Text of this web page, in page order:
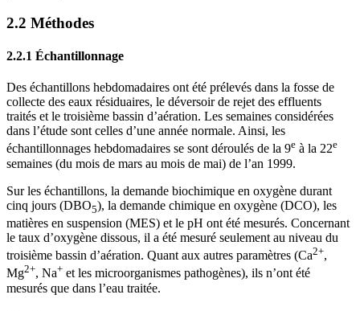
2.2 Méthodes
2.2.1 Échantillonnage
Des échantillons hebdomadaires ont été prélevés dans la fosse de
collecte des eaux résiduaires, le déversoir de rejet des effluents
traités et le troisième bassin d’aération. Les semaines considérées
dans l’étude sont celles d’une année normale. Ainsi, les
échantillonnages hebdomadaires se sont déroulés de la 9e à la 22e
semaines (du mois de mars au mois de mai) de l’an 1999.
Sur les échantillons, la demande biochimique en oxygène durant
cinq jours (DBO5), la demande chimique en oxygène (DCO), les
matières en suspension (MES) et le pH ont été mesurés. Concernant
le taux d’oxygène dissous, il a été mesuré seulement au niveau du
troisième bassin d’aération. Quant aux autres paramètres (Ca2+,
Mg2+, Na+ et les microorganismes pathogènes), ils n’ont été
mesurés que dans l’eau traitée.